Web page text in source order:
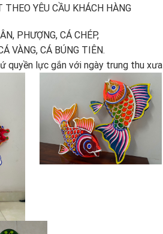
YÊU CẦU KHÁCH HÀNG
PHƯỢNG, CÁ CHÉP,
VÀNG, CÁ BÚNG TIÊN.
quyền lực gắn với ngày trung thu xưa